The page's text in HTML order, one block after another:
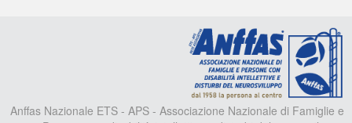
Anffas Nazionale ETS - APS - Associazione Nazionale di Famiglie e